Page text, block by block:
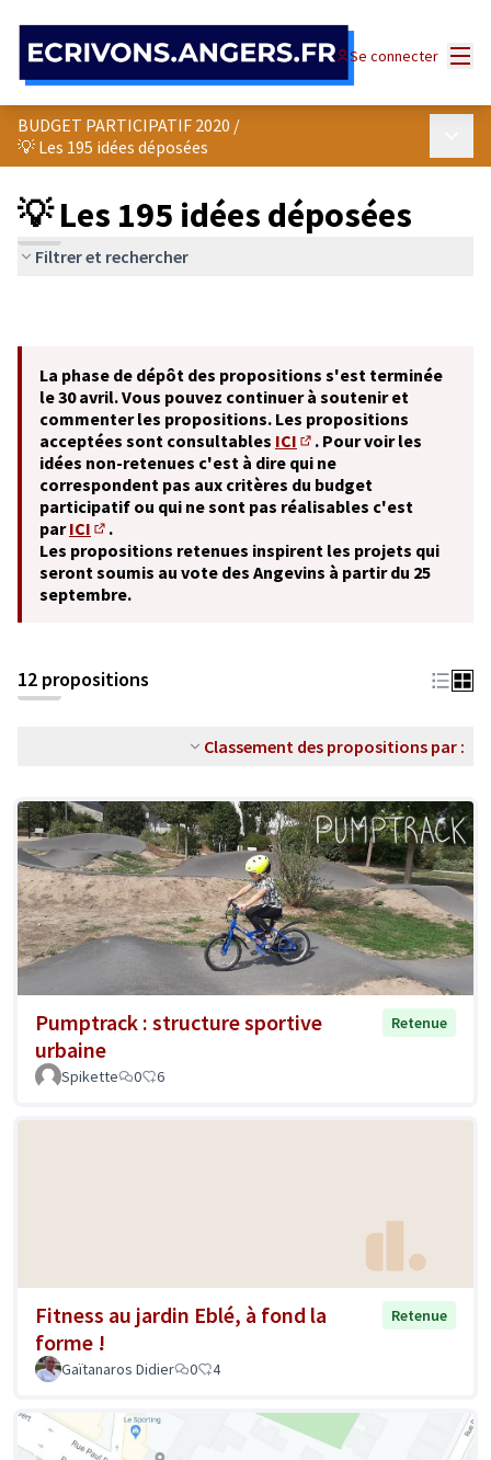
Se connecter
BUDGET PARTICIPATIF 2020 /
💡 Les 195 idées déposées
💡 Les 195 idées déposées
Filtrer et rechercher
La phase de dépôt des propositions s'est terminée
le 30 avril. Vous pouvez continuer à soutenir et
commenter les propositions. Les propositions
acceptées sont consultables ICI
(S'ouvre dans un nouvel
. Pour voir les
idées non-retenues c'est à dire qui ne
correspondent pas aux critères du budget
participatif ou qui ne sont pas réalisables c'est
parICI
(S'ouvre dans un nouvel onglet)
.
Les propositions retenues inspirent les projets qui
seront soumis au vote des Angevins à partir du 25
septembre.
12 propositions
Classement des propositions par :
Pumptrack : structure sportive
urbaine
Retenue
Spikette 0 6
Fitness au jardin Eblé, à fond la
forme !
Retenue
Gaïtanaros Didier 0 4